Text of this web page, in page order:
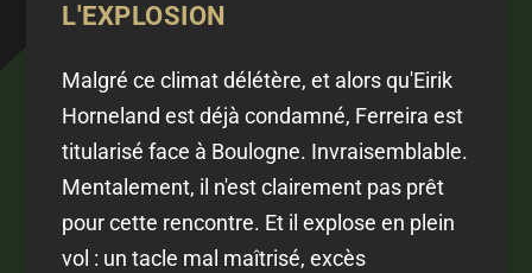
L'EXPLOSION
Malgré ce climat délétère, et alors qu'Eirik
Horneland est déjà condamné, Ferreira est
titularisé face à Boulogne. Invraisemblable.
Mentalement, il n'est clairement pas prêt
pour cette rencontre. Et il explose en plein
vol : un tacle mal maîtrisé, excès